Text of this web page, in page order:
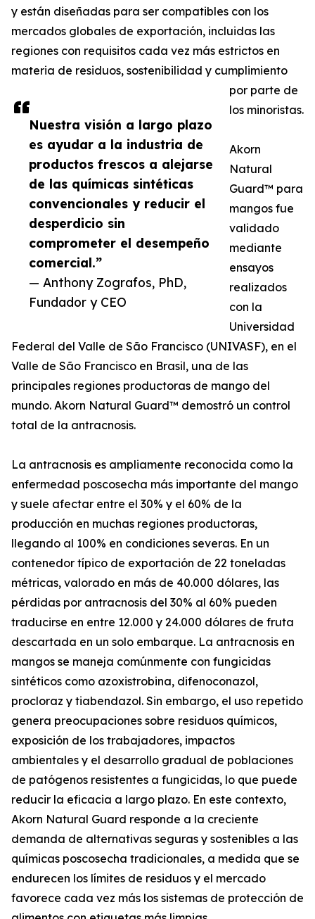
Nuestra visión a largo plazo
es ayudar a la industria de
productos frescos a alejarse
de las químicas sintéticas
convencionales y reducir el
desperdicio sin
comprometer el desempeño
comercial.”
— Anthony Zografos, PhD,
Fundador y CEO
y están diseñadas para ser compatibles con los
mercados globales de exportación, incluidas las
regiones con requisitos cada vez más estrictos en
materia de residuos, sostenibilidad y cumplimiento
por parte de
los minoristas.
Akorn
Natural
Guard™ para
mangos fue
validado
mediante
ensayos
realizados
con la
Universidad
Federal del Valle de São Francisco (UNIVASF), en el
Valle de São Francisco en Brasil, una de las
principales regiones productoras de mango del
mundo. Akorn Natural Guard™ demostró un control
total de la antracnosis.
La antracnosis es ampliamente reconocida como la
enfermedad poscosecha más importante del mango
y suele afectar entre el 30% y el 60% de la
producción en muchas regiones productoras,
llegando al 100% en condiciones severas. En un
contenedor típico de exportación de 22 toneladas
métricas, valorado en más de 40.000 dólares, las
pérdidas por antracnosis del 30% al 60% pueden
traducirse en entre 12.000 y 24.000 dólares de fruta
descartada en un solo embarque. La antracnosis en
mangos se maneja comúnmente con fungicidas
sintéticos como azoxistrobina, difenoconazol,
procloraz y tiabendazol. Sin embargo, el uso repetido
genera preocupaciones sobre residuos químicos,
exposición de los trabajadores, impactos
ambientales y el desarrollo gradual de poblaciones
de patógenos resistentes a fungicidas, lo que puede
reducir la eficacia a largo plazo. En este contexto,
Akorn Natural Guard responde a la creciente
demanda de alternativas seguras y sostenibles a las
químicas poscosecha tradicionales, a medida que se
endurecen los límites de residuos y el mercado
favorece cada vez más los sistemas de protección de